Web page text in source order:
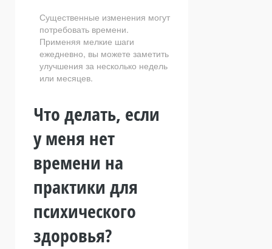
Существенные изменения могут
потребовать времени.
Применяя мелкие шаги
ежедневно, вы можете заметить
улучшения за несколько недель
или месяцев.
Что делать, если
у меня нет
времени на
практики для
психического
здоровья?